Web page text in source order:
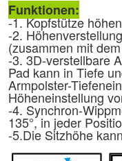
Funktionen:
-1. Kopfstütze
-2.
(zusammen mit
-3. 3D-verstellbare
Pad kann in Tiefe
Armpolster-
Höheneinstellung
-4. Synchron-
135°, in jeder
-5.Die Sitzhöhe